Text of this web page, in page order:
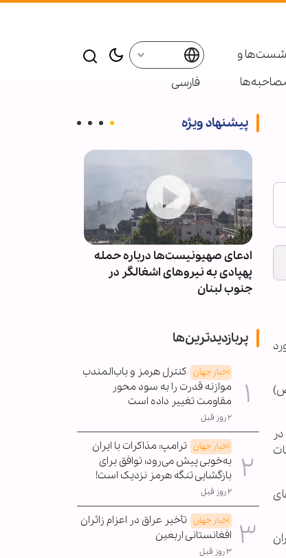
و
فارسی
پیشنهاد ویژه
ادعای صهیونیست‌ها درباره حمله
پهپادی به نیروهای اشغالگر در
جنوب لبنان
پربازدیدترین‌ها
اخبار جهان کنترل هرمز و باب‌المندب
موازنه قدرت را به سود محور
مقاومت تغییر داده است
۲ روز قبل
اخبار جهان ترامپ: مذاکرات با ایران
به‌خوبی پیش می‌رود؛ توافق برای
بازگشایی تنگه هرمز نزدیک است!
۲ روز قبل
اخبار جهان تأخیر عراق در اعزام زائران
افغانستانی اربعین
۳ روز قبل